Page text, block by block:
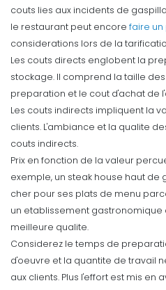
couts lies aux incidents de
le restaurant peut encore faire un
considerations lors de la
Les couts directs englobent la
stockage. Il comprend la taille
preparation et le cout d'achat de
Les couts indirects impliquent la
clients. L'ambiance et la qualite
couts indirects.
Prix en fonction de la valeur
exemple, un steak house haut
cher pour ses plats de menu
un etablissement gastronomique
meilleure qualite.
Considerez le temps de
d'oeuvre et la quantite de travail
aux clients. Plus l'effort est mis en